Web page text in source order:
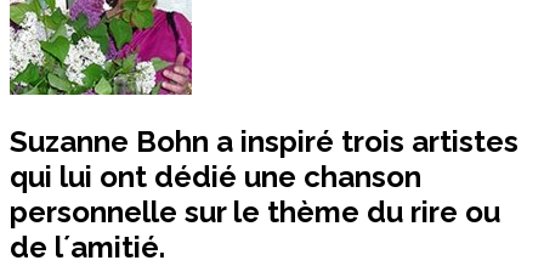
Suzanne Bohn a inspiré trois artistes
qui lui ont dédié une chanson
personnelle sur le thème du rire ou
de l´amitié.